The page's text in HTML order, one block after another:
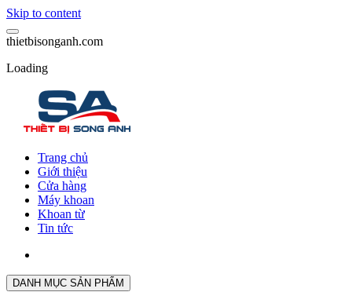
Skip to content
thietbisonganh.com
Loading
Trang chủ
Giới thiệu
Cửa hàng
Máy khoan
Khoan từ
Tin tức
DANH MỤC SẢN PHẨM